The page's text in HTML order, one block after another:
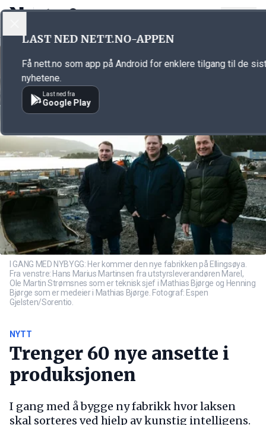
Annonsørinnhold
I GANG MED NYBYGG: Her kommer den nye fabrikken på Ellingsøya.
Fra venstre: Hans Marius Martinsen fra utstyrsleverandøren Marel,
Ole Martin Strømsnes som er teknisk sjef i Mathias Bjørge og Henning
Bjørge som er medeier i Mathias Bjørge. Fotograf: Espen
Gjelsten/Sorentio.
NYTT
Trenger 60 nye ansette i
produksjonen
I gang med å bygge ny fabrikk hvor laksen
skal sorteres ved hjelp av kunstig intelligens.
LAST NED NETT.NO-APPEN
Få nett.no som app på Android for enklere tilgang til de
nyhetene.
Last ned fra
Google Play